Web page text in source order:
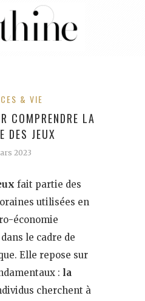
& VIE
COMPRENDRE LA
DES JEUX
2023
fait partie des
utilisées en
économie
le cadre de
Elle repose sur
: la
cherchent à